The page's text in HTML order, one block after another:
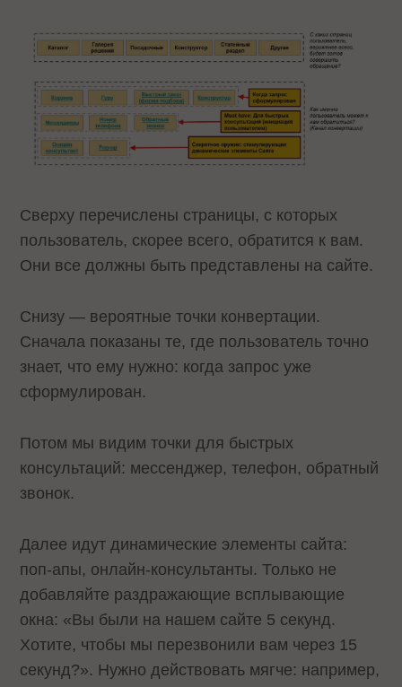
Сверху перечислены страницы, с которых
пользователь, скорее всего, обратится к вам.
Они все должны быть представлены на сайте.
Снизу — вероятные точки конвертации.
Сначала показаны те, где пользователь точно
знает, что ему нужно: когда запрос уже
сформулирован.
Потом мы видим точки для быстрых
консультаций: мессенджер, телефон, обратный
звонок.
Далее идут динамические элементы сайта:
поп-апы, онлайн-консультанты. Только не
добавляйте раздражающие всплывающие
окна: «Вы были на нашем сайте 5 секунд.
Хотите, чтобы мы перезвонили вам через 15
секунд?». Нужно действовать мягче: например,